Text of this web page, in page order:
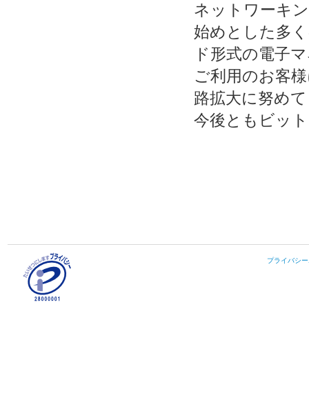
ネットワーキ
始めとした多
ド形式の電子
ご利用のお客
路拡大に努め
今後ともビッ
プライバシ